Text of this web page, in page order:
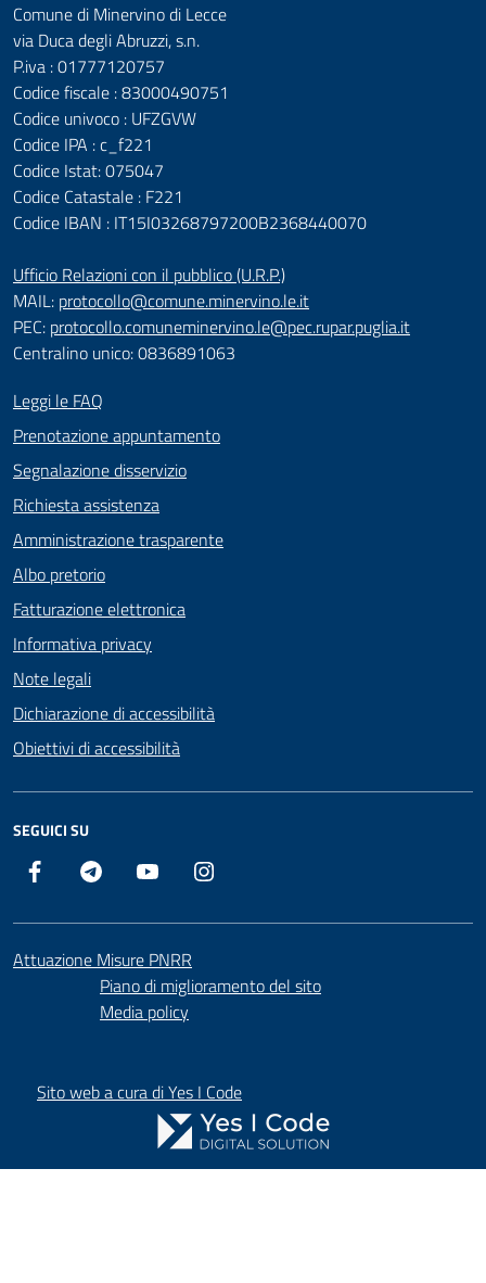
Comune di Minervino di Lecce
via Duca degli Abruzzi, s.n.
P.iva : 01777120757
Codice fiscale : 83000490751
Codice univoco : UFZGVW
Codice IPA : c_f221
Codice Istat: 075047
Codice Catastale : F221
Codice IBAN : IT15I03268797200B2368440070
Ufficio Relazioni con il pubblico (U.R.P.)
MAIL: protocollo@comune.minervino.le.it
PEC: protocollo.comuneminervino.le@pec.rupar.puglia.it
Centralino unico: 0836891063
Leggi le FAQ
Prenotazione appuntamento
Segnalazione disservizio
Richiesta assistenza
Amministrazione trasparente
Albo pretorio
Fatturazione elettronica
Informativa privacy
Note legali
Dichiarazione di accessibilità
Obiettivi di accessibilità
SEGUICI SU
Facebook Telegram YouTube
Attuazione Misure PNRR
Piano di miglioramento del sito
Media policy
Sito web a cura di Yes I Code